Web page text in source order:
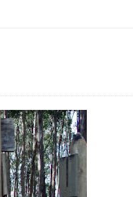
de emprego nesta
e exige atenção de
entra em mês
meses antes de morte
melhorias em Samambaia